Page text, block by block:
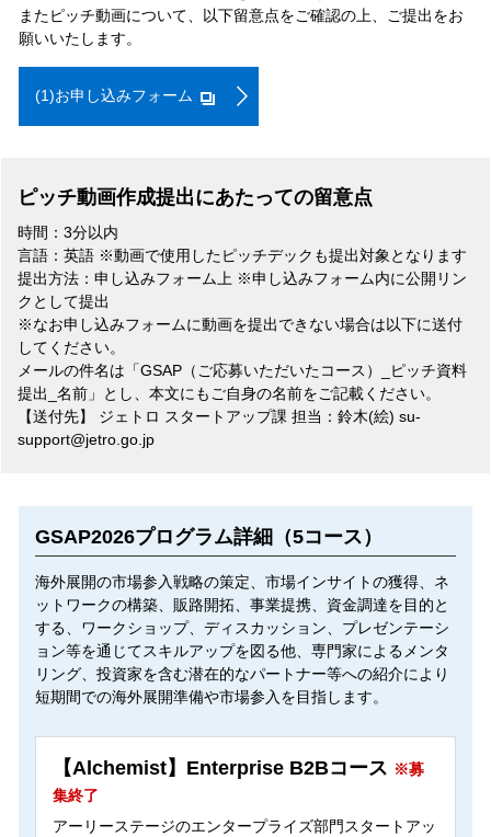
またピッチ動画について、以下留意点をご確認の上、ご提出をお
願いいたします。
(1)お申し込みフォーム
ピッチ動画作成提出にあたっての留意点
時間：3分以内
言語：英語 ※動画で使用したピッチデックも提出対象となります
提出方法：申し込みフォーム上 ※申し込みフォーム内に公開リン
クとして提出
※なお申し込みフォームに動画を提出できない場合は以下に送付
してください。
メールの件名は「GSAP（ご応募いただいたコース）_ピッチ資料
提出_名前」とし、本文にもご自身の名前をご記載ください。
【送付先】 ジェトロ スタートアップ課 担当：鈴木(絵) su-
support@jetro.go.jp
GSAP2026プログラム詳細（5コース）
海外展開の市場参入戦略の策定、市場インサイトの獲得、ネ
ットワークの構築、販路開拓、事業提携、資金調達を目的と
する、ワークショップ、ディスカッション、プレゼンテーシ
ョン等を通じてスキルアップを図る他、専門家によるメンタ
リング、投資家を含む潜在的なパートナー等への紹介により
短期間での海外展開準備や市場参入を目指します。
【Alchemist】Enterprise B2Bコース ※募
集終了
アーリーステージのエンタープライズ部門スタートアッ